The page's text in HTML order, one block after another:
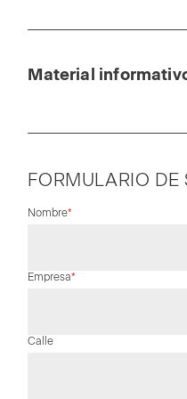
Material
FORMULARIO DE
Campo
Nombre*
Campo
Empresa*
Calle